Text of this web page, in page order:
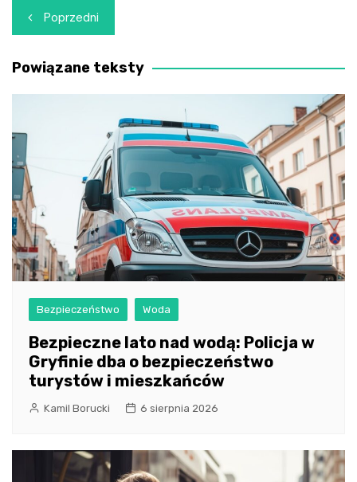
Nawigacja
wpisu
Poprzedni
Powiązane teksty
Bezpieczeństwo Woda
Bezpieczne lato nad wodą: Policja w
Gryfinie dba o bezpieczeństwo
turystów i mieszkańców
Kamil Borucki 6 sierpnia 2026